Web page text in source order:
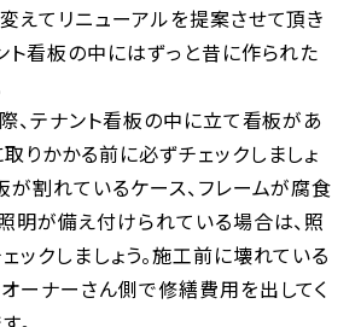
えてリニューアルを提案させて頂き
ト看板の中にはずっと昔に作られた
、テナント看板の中に立て看板があ
りかかる前に必ずチェックしましょ
が割れているケース、フレームが腐食
明が備え付けられている場合は、照
ックしましょう。施工前に壊れている
ーナーさん側で修繕費用を出してく